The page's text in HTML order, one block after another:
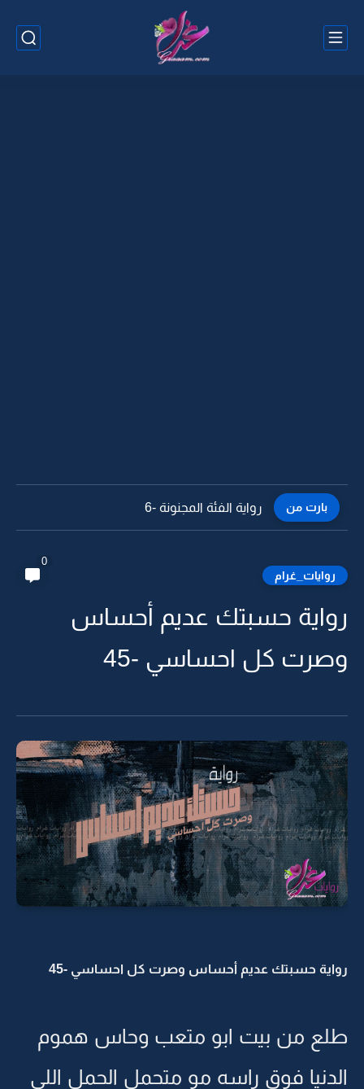
بارت من رواية الفئة المجنونة -5
روايات_غرام
0
رواية حسبتك عديم أحساس
وصرت كل احساسي -45
رواية حسبتك عديم أحساس وصرت كل احساسي -45
طلع من بيت ابو متعب وحاس هموم
الدنيا فوق راسه مو متحمل الحمل اللي